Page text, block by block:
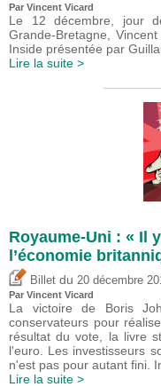
Par Vincent Vicard
Le 12 décembre, jour
Grande-Bretagne,
Inside présentée par
Lire la suite >
Royaume-Uni : « Il
l’économie
Billet du 20 décembre
Par Vincent Vicard
La victoire de Boris
conservateurs pour
résultat du vote, la livre
l'euro. Les investisseurs
n'est pas pour autant fini.
Lire la suite >